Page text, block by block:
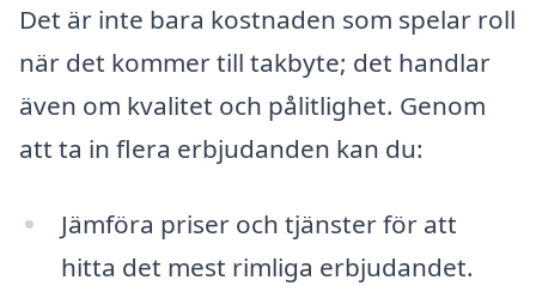
Det är inte bara kostnaden som spelar roll
när det kommer till takbyte; det handlar
även om kvalitet och pålitlighet. Genom
att ta in flera erbjudanden kan du:
Jämföra priser och tjänster för att
hitta det mest rimliga erbjudandet.